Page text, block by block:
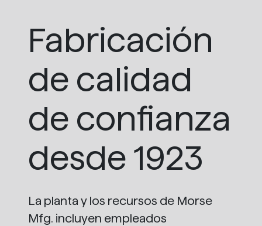
Fabricación
de calidad
de confianza
desde 1923
La planta y los recursos de Morse
Mfg. incluyen empleados